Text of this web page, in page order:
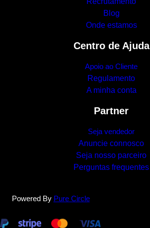
Blog
Onde estamos
Centro de Ajuda
Apoio ao Cliente
Regulamento
A minha conta
Partner
Seja vendedor
Anuncie connosco
Seja nosso parceiro
Perguntas frequentes
Powered By Pure Circle